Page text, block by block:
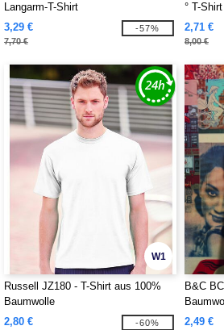
Langarm-T-Shirt
3,29 €
7,70 €
-57%
° T-Shirt
2,71 €
8,00 €
W1
Russell JZ180 - T-Shirt aus 100%
Baumwolle
2,80 €
-60%
B&C
2,49 €